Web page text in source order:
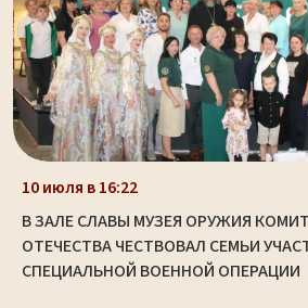
10 июля в 16:22
В ЗАЛЕ СЛАВЫ МУЗЕЯ ОРУЖИЯ
ОТЕЧЕСТВА ЧЕСТВОВАЛ СЕМЬИ
СПЕЦИАЛЬНОЙ ВОЕННОЙ ОПЕРАЦИИ